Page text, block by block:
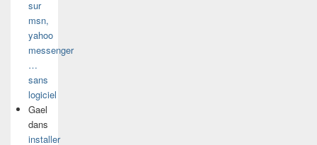
sur
msn,
yahoo
messenger
…
sans
logiciel
Gael
dans
installer